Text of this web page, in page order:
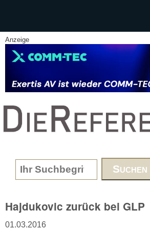
Anzeige
www.DieReferenz.de
Search form
Hajdukovic zurück bei GLP
01.03.2016